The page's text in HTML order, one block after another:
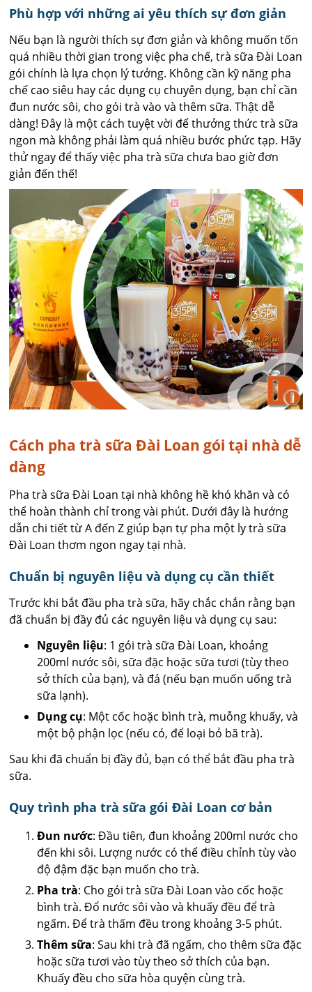
Phù hợp với những ai yêu thích sự đơn giản
Nếu bạn là người thích sự đơn giản và không muốn tốn
quá nhiều thời gian trong việc pha chế, trà sữa Đài Loan
gói chính là lựa chọn lý tưởng. Không cần kỹ năng pha
chế cao siêu hay các dụng cụ chuyên dụng, bạn chỉ cần
đun nước sôi, cho gói trà vào và thêm sữa. Thật dễ
dàng! Đây là một cách tuyệt vời để thưởng thức trà sữa
ngon mà không phải làm quá nhiều bước phức tạp. Hãy
thử ngay để thấy việc pha trà sữa chưa bao giờ đơn
giản đến thế!
Cách pha trà sữa Đài Loan gói tại nhà dễ
dàng
Pha trà sữa Đài Loan tại nhà không hề khó khăn và có
thể hoàn thành chỉ trong vài phút. Dưới đây là hướng
dẫn chi tiết từ A đến Z giúp bạn tự pha một ly trà sữa
Đài Loan thơm ngon ngay tại nhà.
Chuẩn bị nguyên liệu và dụng cụ cần thiết
Trước khi bắt đầu pha trà sữa, hãy chắc chắn rằng bạn
đã chuẩn bị đầy đủ các nguyên liệu và dụng cụ sau:
Nguyên liệu: 1 gói trà sữa Đài Loan, khoảng
200ml nước sôi, sữa đặc hoặc sữa tươi (tùy theo
sở thích của bạn), và đá (nếu bạn muốn uống trà
sữa lạnh).
Dụng cụ: Một cốc hoặc bình trà, muỗng khuấy, và
một bộ phận lọc (nếu có, để loại bỏ bã trà).
Sau khi đã chuẩn bị đầy đủ, bạn có thể bắt đầu pha trà
sữa.
Quy trình pha trà sữa gói Đài Loan cơ bản
Đun nước: Đầu tiên, đun khoảng 200ml nước cho
đến khi sôi. Lượng nước có thể điều chỉnh tùy vào
độ đậm đặc bạn muốn cho trà.
Pha trà: Cho gói trà sữa Đài Loan vào cốc hoặc
bình trà. Đổ nước sôi vào và khuấy đều để trà
ngấm. Để trà thấm đều trong khoảng 3-5 phút.
Thêm sữa: Sau khi trà đã ngấm, cho thêm sữa đặc
hoặc sữa tươi vào tùy theo sở thích của bạn.
Khuấy đều cho sữa hòa quyện cùng trà.